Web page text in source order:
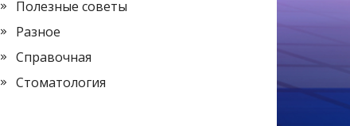
Полезные советы
Разное
Справочная
Стоматология